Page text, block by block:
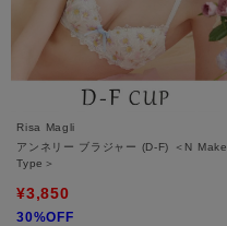
Risa Magli
アンネリー ブラジャー (D-F) ＜N Make
Type＞
¥3,850
30%OFF